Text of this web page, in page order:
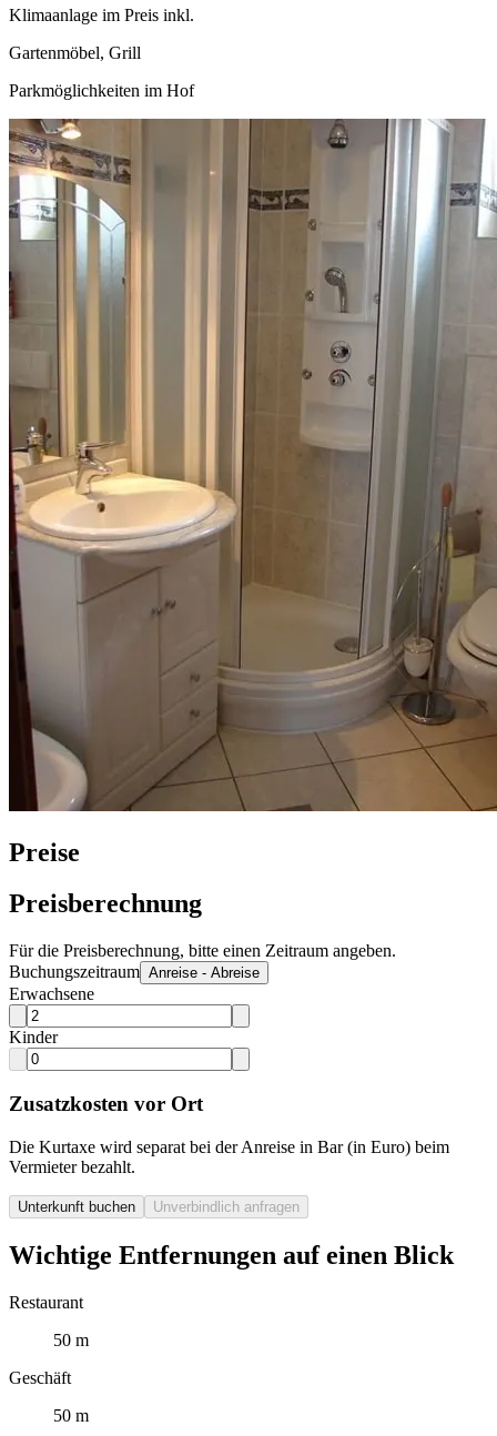
Klimaanlage im Preis inkl.
Gartenmöbel, Grill
Parkmöglichkeiten im Hof
Preise
Preisberechnung
Für die Preisberechnung, bitte einen Zeitraum angeben.
Buchungszeitraum Anreise - Abreise
Erwachsene
Kinder
Zusatzkosten vor Ort
Die Kurtaxe wird separat bei der Anreise in Bar (in Euro) beim
Vermieter bezahlt.
Unterkunft buchen Unverbindlich anfragen
Wichtige Entfernungen auf einen Blick
Restaurant
50 m
Geschäft
50 m